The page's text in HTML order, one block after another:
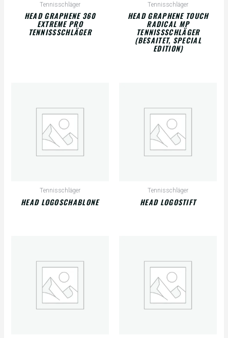
Tennisschläger
HEAD GRAPHENE 360
EXTREME PRO
TENNISSSCHLÄGER
Tennisschläger
HEAD GRAPHENE TOUCH
RADICAL MP
TENNISSSCHLÄGER
(BESAITET, SPECIAL
EDITION)
Tennisschläger
HEAD LOGOSCHABLONE
Tennisschläger
HEAD LOGOSTIFT